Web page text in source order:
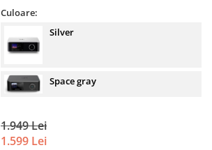
Culoare:
Silver
Space gray
1.949 Lei
1.599 Lei